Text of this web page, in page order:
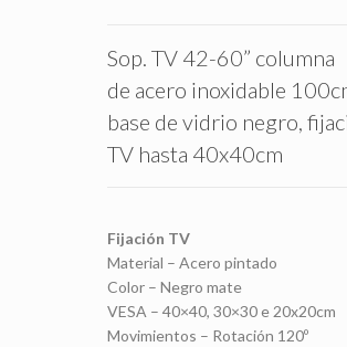
Sop. TV 42-60” columna
de acero inoxidable
base de vidrio negro,
TV hasta 40x40cm
Fijación TV
Material – Acero pintado
Color – Negro mate
VESA – 40×40, 30×30 e 20x20cm
Movimientos – Rotación 120º